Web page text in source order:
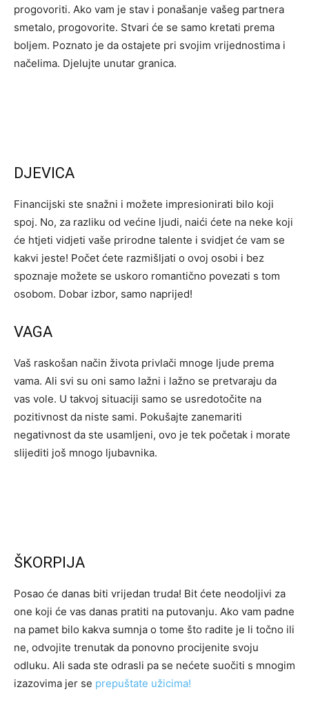
progovoriti. Ako vam je stav i ponašanje vašeg partnera
smetalo, progovorite. Stvari će se samo kretati prema
boljem. Poznato je da ostajete pri svojim vrijednostima i
načelima. Djelujte unutar granica.
DJEVICA
Financijski ste snažni i možete impresionirati bilo koji
spoj. No, za razliku od većine ljudi, naići ćete na neke koji
će htjeti vidjeti vaše prirodne talente i svidjet će vam se
kakvi jeste! Počet ćete razmišljati o ovoj osobi i bez
spoznaje možete se uskoro romantično povezati s tom
osobom. Dobar izbor, samo naprijed!
VAGA
Vaš raskošan način života privlači mnoge ljude prema
vama. Ali svi su oni samo lažni i lažno se pretvaraju da
vas vole. U takvoj situaciji samo se usredotočite na
pozitivnost da niste sami. Pokušajte zanemariti
negativnost da ste usamljeni, ovo je tek početak i morate
slijediti još mnogo ljubavnika.
ŠKORPIJA
Posao će danas biti vrijedan truda! Bit ćete neodoljivi za
one koji će vas danas pratiti na putovanju. Ako vam padne
na pamet bilo kakva sumnja o tome što radite je li točno ili
ne, odvojite trenutak da ponovno procijenite svoju
odluku. Ali sada ste odrasli pa se nećete suočiti s mnogim
izazovima jer se prepuštate užicima!